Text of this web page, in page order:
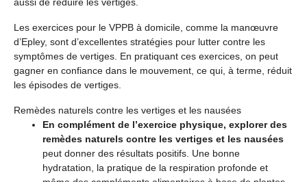
aussi de réduire les vertiges.
Les exercices pour le VPPB à domicile, comme la manœuvre
d’Epley, sont d’excellentes stratégies pour lutter contre les
symptômes de vertiges. En pratiquant ces exercices, on peut
gagner en confiance dans le mouvement, ce qui, à terme, réduit
les épisodes de vertiges.
Remèdes naturels contre les vertiges et les nausées
En complément de l’exercice physique, explorer des
remèdes naturels contre les vertiges et les nausées
peut donner des résultats positifs. Une bonne
hydratation, la pratique de la respiration profonde et